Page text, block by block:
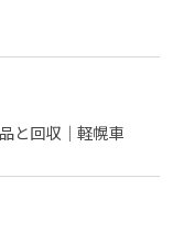
と回収｜軽幌車